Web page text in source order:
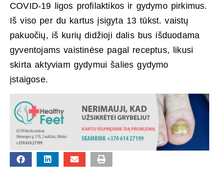
COVID-19 ligos profilaktikos ir gydymo pirkimus.
Iš viso per du kartus įsigyta 13 tūkst. vaistų
pakuočių, iš kurių didžioji dalis bus išduodama
gyventojams vaistinėse pagal receptus, likusi
skirta aktyviam gydymui šalies gydymo
įstaigose.